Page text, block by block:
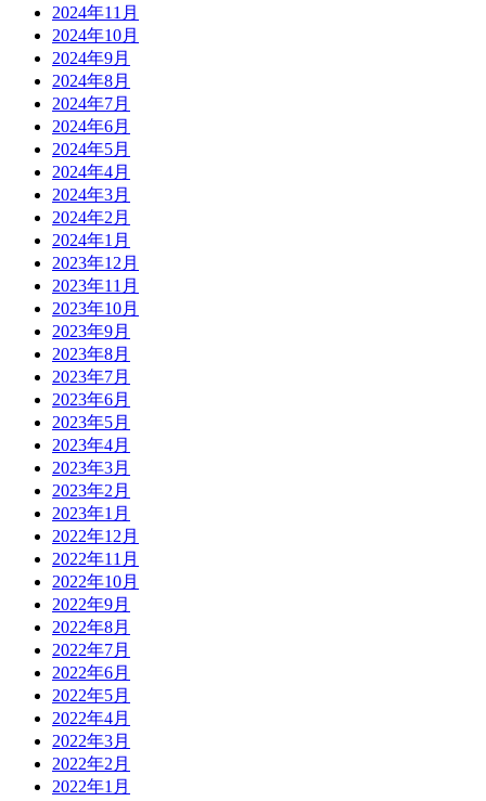
2024年11月
2024年10月
2024年9月
2024年8月
2024年7月
2024年6月
2024年5月
2024年4月
2024年3月
2024年2月
2024年1月
2023年12月
2023年11月
2023年10月
2023年9月
2023年8月
2023年7月
2023年6月
2023年5月
2023年4月
2023年3月
2023年2月
2023年1月
2022年12月
2022年11月
2022年10月
2022年9月
2022年8月
2022年7月
2022年6月
2022年5月
2022年4月
2022年3月
2022年2月
2022年1月